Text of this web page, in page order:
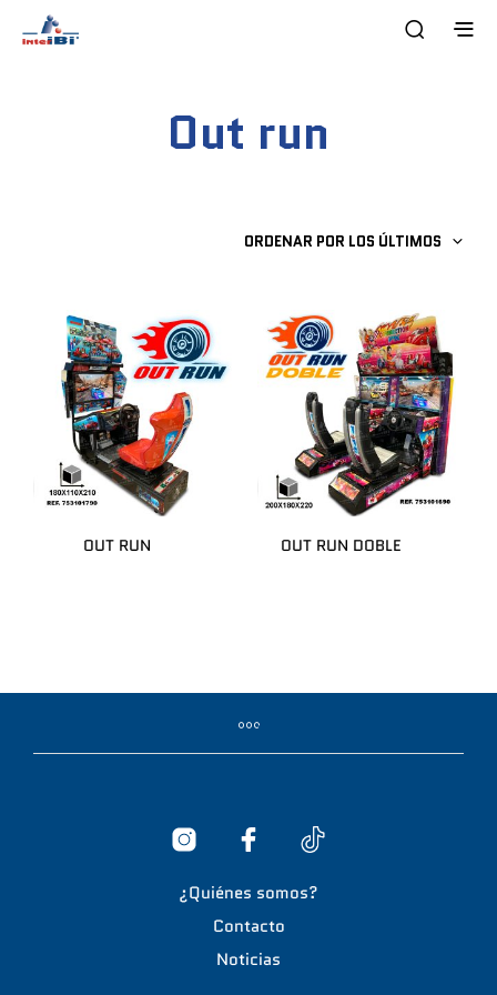
Out run
ORDENAR POR LOS ÚLTIMOS
OUT RUN OUT RUN DOBLE
¿Quiénes somos?
Contacto
Noticias